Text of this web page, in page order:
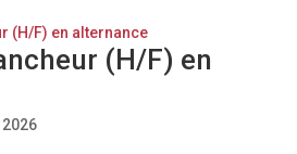
(H/F) en
2026